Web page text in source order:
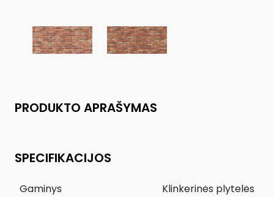
PRODUKTO APRAŠYMAS
SPECIFIKACIJOS
Gaminys
Klinkerinės plytelės